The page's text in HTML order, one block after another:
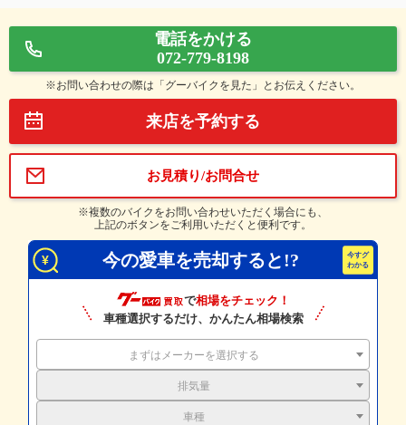
電話をかける
072-779-8198
※お問い合わせの際は「グーバイクを見た」とお伝えください。
来店を予約する
お見積り/お問合せ
※複数のバイクをお問い合わせいただく場合にも、
上記のボタンをご利用いただくと便利です。
今の愛車を売却すると!?
で相場をチェック！
車種選択するだけ、かんたん相場検索
まずはメーカーを選択する
排気量
車種